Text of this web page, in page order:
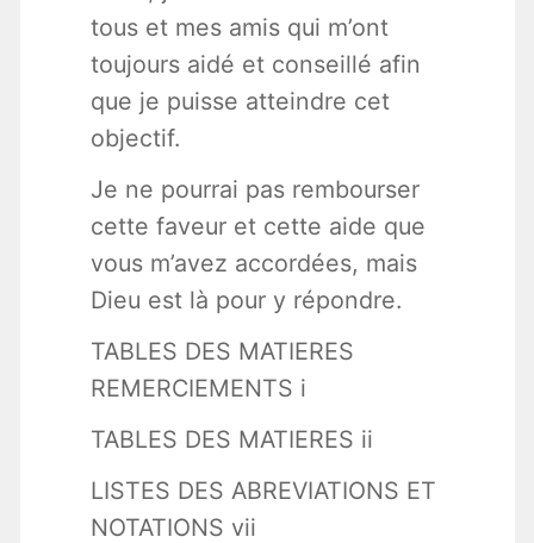
tous et mes amis qui m’ont
toujours aidé et conseillé afin
que je puisse atteindre cet
objectif.
Je ne pourrai pas rembourser
cette faveur et cette aide que
vous m’avez accordées, mais
Dieu est là pour y répondre.
TABLES DES MATIERES
REMERCIEMENTS i
TABLES DES MATIERES ii
LISTES DES ABREVIATIONS ET
NOTATIONS vii